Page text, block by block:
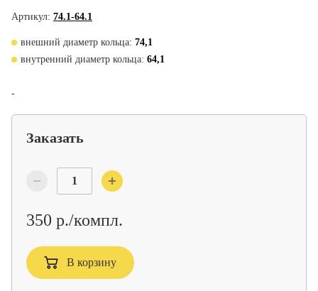
Артикул: 74.1-64.1
внешний диаметр кольца: 74,1
внутренний диаметр кольца: 64,1
-
Заказать
350 р./компл.
В корзину